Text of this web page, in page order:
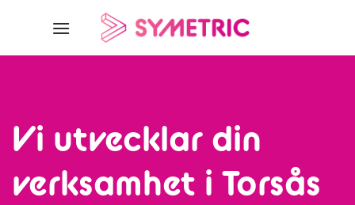
Vi utvecklar din
verksamhet i Torsås